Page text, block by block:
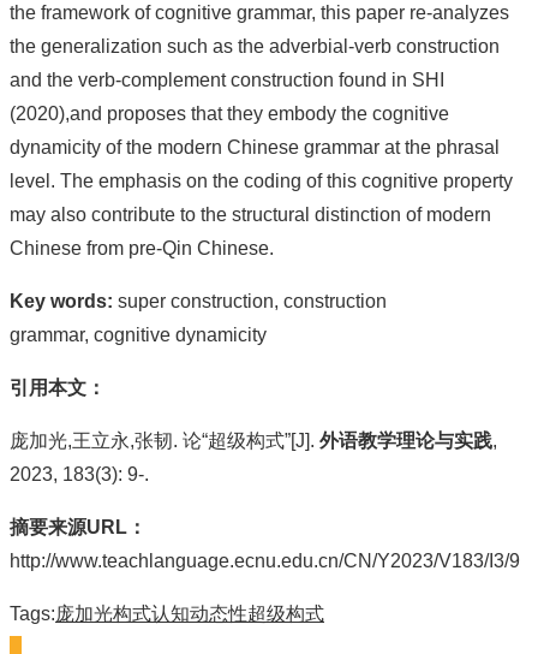
the framework of cognitive grammar, this paper re-analyzes
the generalization such as the adverbial-verb construction
and the verb-complement construction found in SHI
(2020),and proposes that they embody the cognitive
dynamicity of the modern Chinese grammar at the phrasal
level. The emphasis on the coding of this cognitive property
may also contribute to the structural distinction of modern
Chinese from pre-Qin Chinese.
Key words: super construction, construction
grammar, cognitive dynamicity
引用本文：
庞加光,王立永,张韧. 论“超级构式”[J]. 外语教学理论与实践,
2023, 183(3): 9-.
摘要来源URL：
http://www.teachlanguage.ecnu.edu.cn/CN/Y2023/V183/I3/9
Tags:庞加光构式认知动态性超级构式